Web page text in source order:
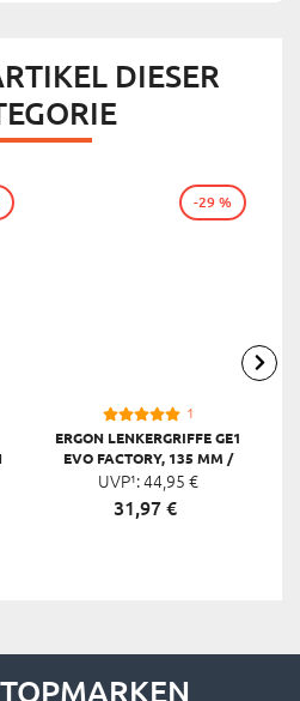
DIESER
1
ERGON LENKERGRIFFE GE1
EVO FACTORY, 135 MM /
135 MM
UVP¹:44,95 €
31,97€
-29 %